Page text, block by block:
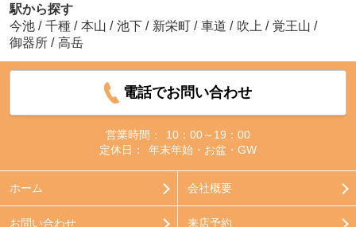
駅から探す
今池 / 千種 / 本山 / 池下 / 新栄町 / 車道 / 吹上 / 覚王山 /
御器所 / 高岳
電話でお問い合わせ
営業時間：
10：00～19：00
定休日：
年末年始・お盆・GW
ホーム 会社概要
お問い合わせ 来店予約